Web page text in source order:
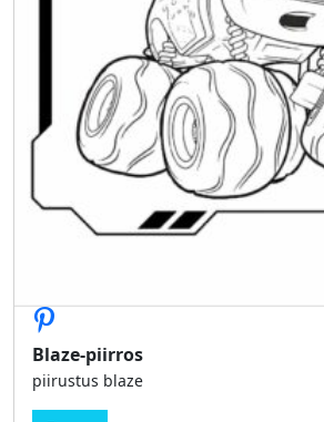
Blaze-piirros
piirustus blaze